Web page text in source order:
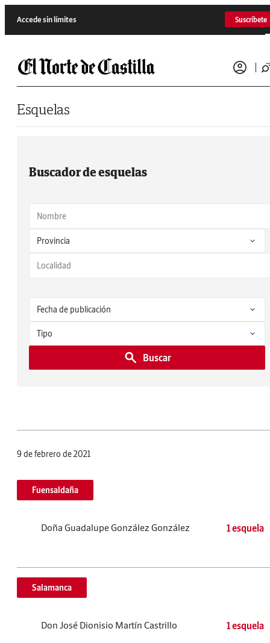
Accede sin límites Suscríbete
Esquelas
Buscador de esquelas
Buscar
9 de febrero de 2021
Fuensaldaña
Doña Guadalupe González González 1 esquela
Salamanca
Don José Dionisio Martín Castrillo 1 esquela